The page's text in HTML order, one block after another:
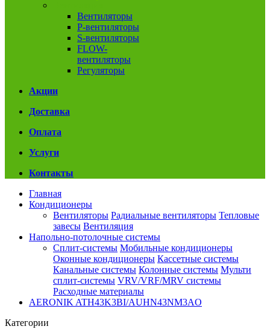
Вентиляторы
P-вентиляторы
S-вентиляторы
FLOW-
вентиляторы
Регуляторы
Акции
Доставка
Оплата
Услуги
Контакты
Главная
Кондиционеры
Вентиляторы Радиальные вентиляторы Тепловые
завесы Вентиляция
Напольно-потолочные системы
Сплит-системы Мобильные кондиционеры
Оконные кондиционеры Кассетные системы
Канальные системы Колонные системы Мульти
сплит-системы VRV/VRF/MRV системы
Расходные материалы
AERONIK ATH43K3BI/AUHN43NM3AO
Категории